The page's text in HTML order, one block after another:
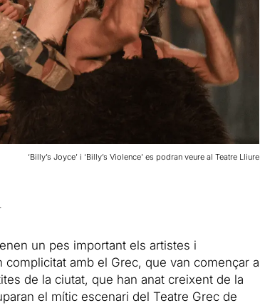
‘Billy’s Joyce’ i ‘Billy’s Violence’ es podran veure al Teatre Lliure
un pes important els artistes i
amb el Grec, que van començar a
de la ciutat, que han anat creixent de la
el mític escenari del Teatre Grec de